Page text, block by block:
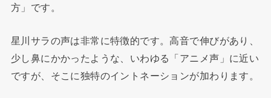
方」です。
星川サラの声は非常に特徴的です。高音で伸びがあり、
少し鼻にかかったような、いわゆる「アニメ声」に近い
ですが、そこに独特のイントネーションが加わります。